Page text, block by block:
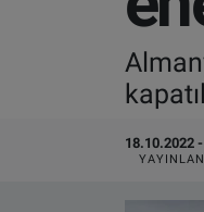
18.10.2022
ALGEMENE
CONTACT
Çerez Politikası